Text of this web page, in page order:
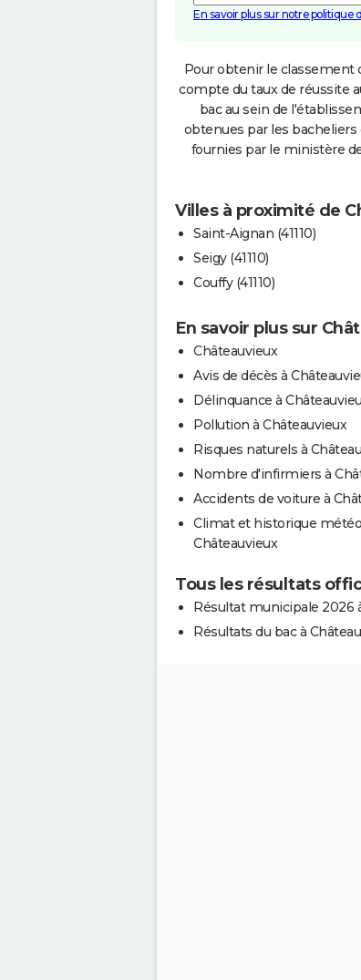
En savoir plus sur notre politique
Pour obtenir le classement
compte du taux de réussite
bac au sein de
obtenues par les bacheliers
fournies par le ministère
Villes à proximité de
Saint-Aignan (41110)
Seigy (41110)
Couffy (41110)
En savoir plus sur
Châteauvieux
Avis de décès à
Délinquance à
Pollution à Châteauvieux
Risques naturels à
Nombre d'infirmiers à
Accidents de voiture à
Climat et historique
Châteauvieux
Tous les résultats
Résultat municipale 2026
Résultats du bac à